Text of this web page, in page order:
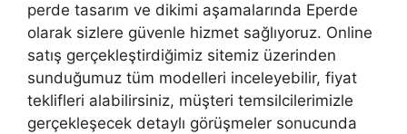
perde tasarım ve dikimi aşamalarında Eperde
olarak sizlere güvenle hizmet sağlıyoruz. Online
satış gerçekleştirdiğimiz sitemiz üzerinden
sunduğumuz tüm modelleri inceleyebilir, fiyat
teklifleri alabilirsiniz, müşteri temsilcilerimizle
gerçekleşecek detaylı görüşmeler sonucunda